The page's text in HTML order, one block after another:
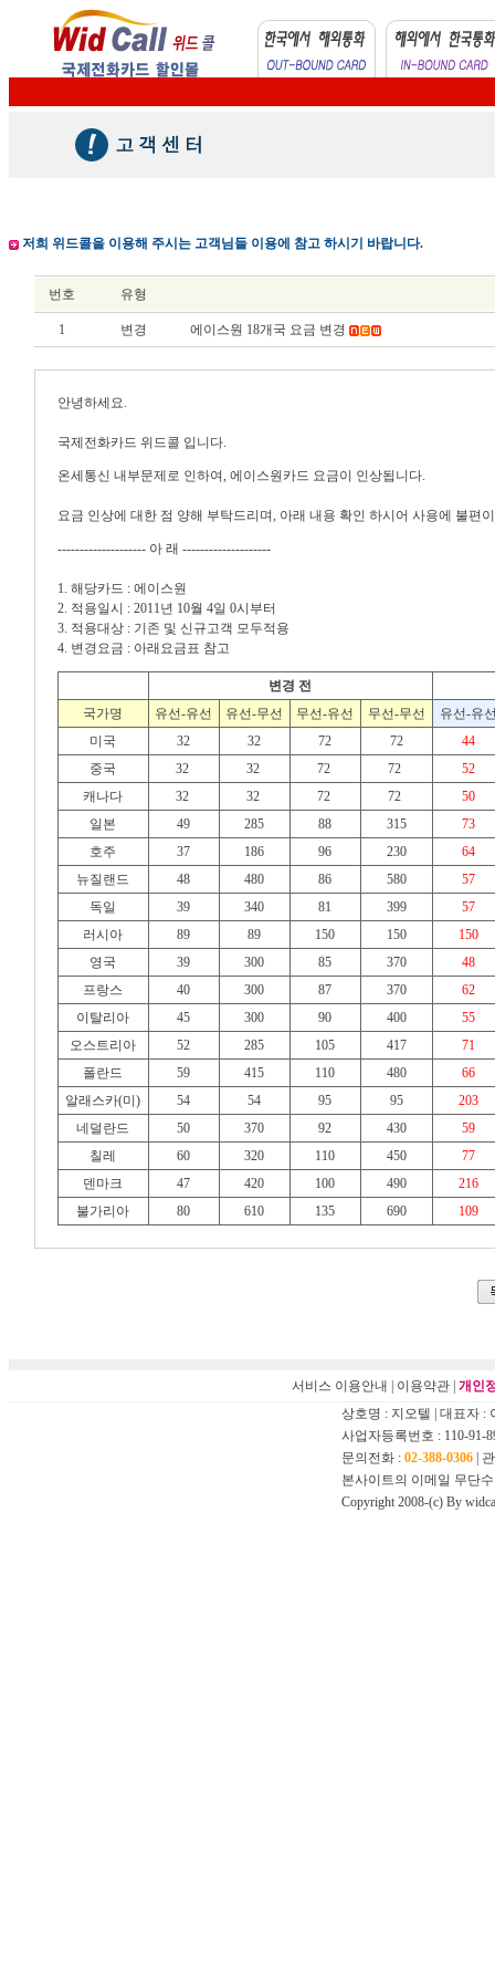
저희 위드콜을 이용해 주시는 고객님들 이용에 참고 하시기 바랍니다.
번호 유형
1 변경 에이스원 18개국 요금 변경
안녕하세요.
국제전화카드 위드콜 입니다.
온세통신 내부문제로 인하여, 에이스원카드 요금이 인상됩니다.
요금 인상에 대한 점 양해 부탁드리며, 아래 내용 확인 하시어 사용에 불편
-------------------- 아 래 --------------------
1. 해당카드 : 에이스원
2. 적용일시 : 2011년 10월 4일 0시부터
3. 적용대상 : 기존 및 신규고객 모두적용
4. 변경요금 : 아래요금표 참고
변경 전
국가명
유선-유선 유선-무선 무선-유선 무선-무선
유선-유
미국
32 32 72 72
44
중국
32 32 72 72
52
캐나다
32 32 72 72
50
일본
49 285 88 315
73
호주
37 186 96 230
64
뉴질랜드
48 480 86 580
57
독일
39 340 81 399
57
러시아
89 89 150 150
150
영국
39 300 85 370
48
프랑스
40 300 87 370
62
이탈리아
45 300 90 400
55
오스트리아
52 285 105 417
71
폴란드
59 415 110 480
66
알래스카(미)
54 54 95 95
203
네덜란드
50 370 92 430
59
칠레
60 320 110 450
77
덴마크
47 420 100 490
216
불가리아
80 610 135 690 109
서비스 이용안내 이용약관| 개인
상호명 : 지오텔 | 대표자 :
사업자등록번호 : 110-91-
문의전화 : 02-388-0306 |
본사이트의 이메일 무단
Copyright 2008-(c) By